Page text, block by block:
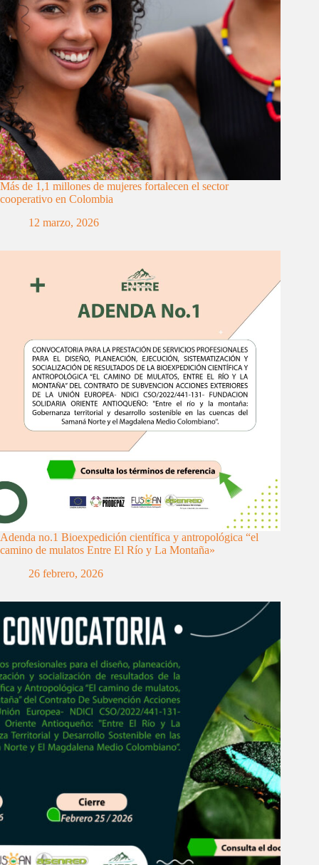
Más de 1,1 millones de mujeres fortalecen el sector
cooperativo en Colombia
12 marzo, 2026
Adenda no.1 Bioexpedición científica y antropológica “el
camino de mulatos Entre El Río y La Montaña»
26 febrero, 2026